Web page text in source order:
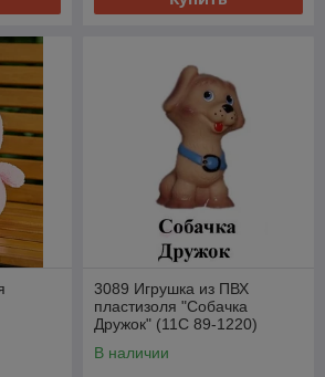
3089 Игрушка из ПВХ
пластизоля "Собачка
Дружок" (11С 89-1220)
В наличии